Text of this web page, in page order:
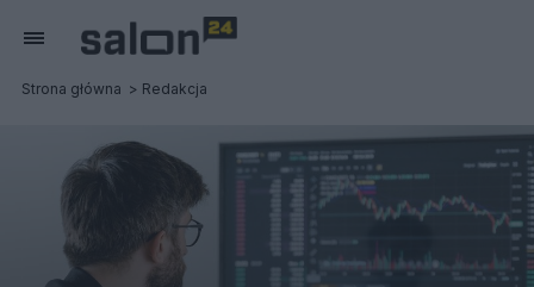
Strona główna Redakcja